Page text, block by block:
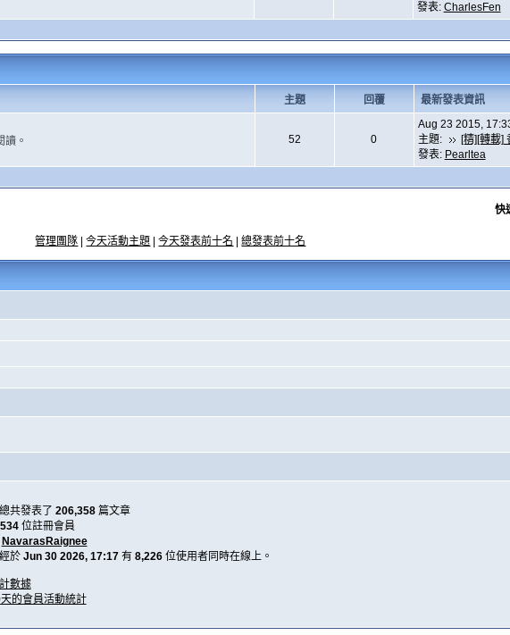
發表: CharlesFen
主題 回覆 最新發表資訊
。
52 0
Aug 23 2015,
主題:
[精][轉載]
發表: Pearltea
快
管理團隊 |今天活動主題 |今天發表前十名 |總發表前十名
共發表了 206,358篇文章
位註冊會員
NavarasRaignee
於 Jun 30 2026, 17:17 有 8,226位使用者同時在線上。
數據
的會員活動統計